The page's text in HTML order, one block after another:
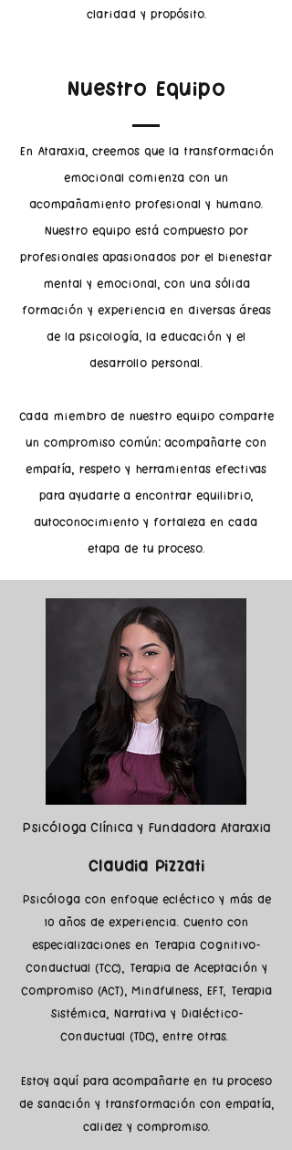
claridad y propósito.
Nuestro Equipo
En Ataraxia, creemos que la transformación
emocional comienza con un
acompañamiento profesional y humano.
Nuestro equipo está compuesto por
profesionales apasionados por el bienestar
mental y emocional, con una sólida
formación y experiencia en diversas áreas
de la psicología, la educación y el
desarrollo personal.
Cada miembro de nuestro equipo comparte
un compromiso común: acompañarte con
empatía, respeto y herramientas efectivas
para ayudarte a encontrar equilibrio,
autoconocimiento y fortaleza en cada
etapa de tu proceso.
Psicóloga Clínica y Fundadora Ataraxia
Claudia Pizzati
Psicóloga con enfoque ecléctico y más de
10 años de experiencia. ​Cuento con
especializaciones en Terapia Cognitivo-
Conductual (TCC), Terapia de Aceptación y
Compromiso (ACT), Mindfulness, EFT, Terapia
Sistémica, Narrativa y Dialéctico-
Conductual (TDC), entre otras.
Estoy aquí para acompañarte en tu proceso
de sanación y transformación con empatía,
calidez y compromiso.